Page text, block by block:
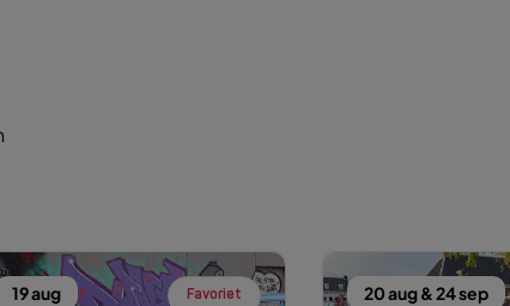
19 aug Favoriet 20 aug & 24 sep